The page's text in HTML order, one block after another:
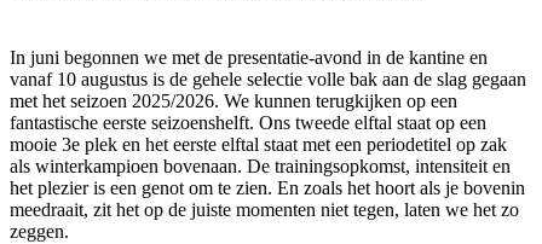
In juni begonnen we met de presentatie-avond in de kantine en
vanaf 10 augustus is de gehele selectie volle bak aan de slag gegaan
met het seizoen 2025/2026. We kunnen terugkijken op een
fantastische eerste seizoenshelft. Ons tweede elftal staat op een
mooie 3e plek en het eerste elftal staat met een periodetitel op zak
als winterkampioen bovenaan. De trainingsopkomst, intensiteit en
het plezier is een genot om te zien. En zoals het hoort als je bovenin
meedraait, zit het op de juiste momenten niet tegen, laten we het zo
zeggen.